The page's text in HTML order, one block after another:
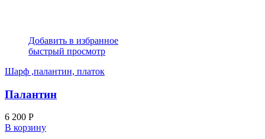
Добавить в избранное
быстрый просмотр
Шарф ,палантин, платок
Палантин
6 200 Р
В корзину